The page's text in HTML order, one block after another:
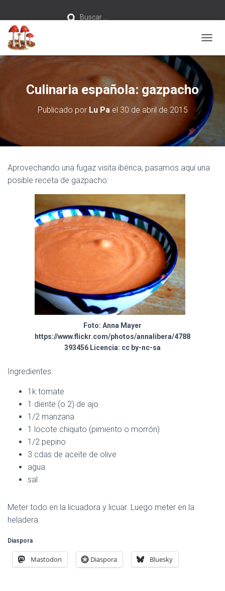
Buscar …
A
B
M
O
O
N
Culinaria española: gazpacho
Publicado por Lu Pael 30 de abril de 2015
Aprovechando una fugaz visita ibérica, pasamos aquí una
posible receta de gazpacho:
Foto: Anna Mayer
https://www.flickr.com/photos/annalibera/4788
393456 Licencia: cc by-nc-sa
Ingredientes:
1k tomate
1 diente (o 2) de ajo
1/2 manzana
1 locote chiquito (pimiento o morrón)
1/2 pepino
3 cdas de aceite de olive
agua
sal
Meter todo en la licuadora y licuar. Luego meter en la
heladera.
Diaspora
Mastodon Diaspora Bluesky